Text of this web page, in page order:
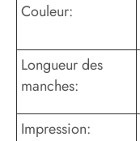
Couleur:
Longueur des
manches:
Impression: